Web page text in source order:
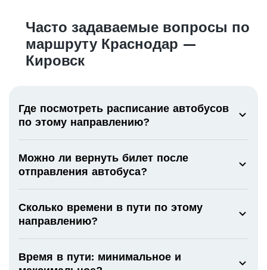
Часто задаваемые вопросы по
маршруту Краснодар —
Кировск
Где посмотреть расписание автобусов
по этому направлению?
Можно ли вернуть билет после
отправления автобуса?
Сколько времени в пути по этому
направлению?
Время в пути: минимальное и